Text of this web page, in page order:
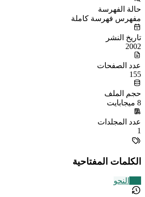
حالة الفهرسة
مفهرس فهرسة كاملة
تاريخ النشر
2002
عدد الصفحات
155
حجم الملف
8 ميجابايت
عدد المجلدات
1
الكلمات المفتاحية
النحو